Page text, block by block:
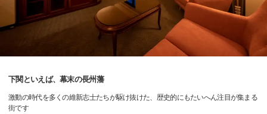
下関といえば、幕末の長州藩
激動の時代を多くの維新志士たちが駆け抜けた、歴史的にもたいへん注目が集まる
街です